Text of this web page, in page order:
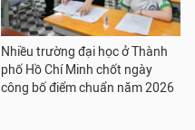
Nhiều trường đại học ở Thành
phố Hồ Chí Minh chốt ngày
công bố điểm chuẩn năm 2026